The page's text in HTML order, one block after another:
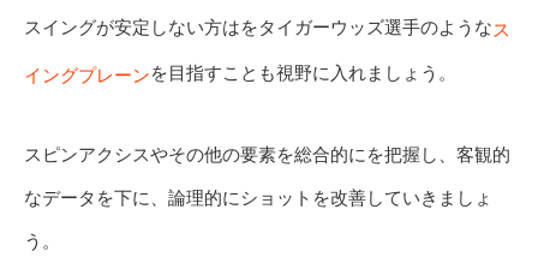
スイングが安定しない方はをタイガーウッズ選手のようなス
イングプレーンを目指すことも視野に入れましょう。
スピンアクシスやその他の要素を総合的にを把握し、客観的
なデータを下に、論理的にショットを改善していきましょ
う。